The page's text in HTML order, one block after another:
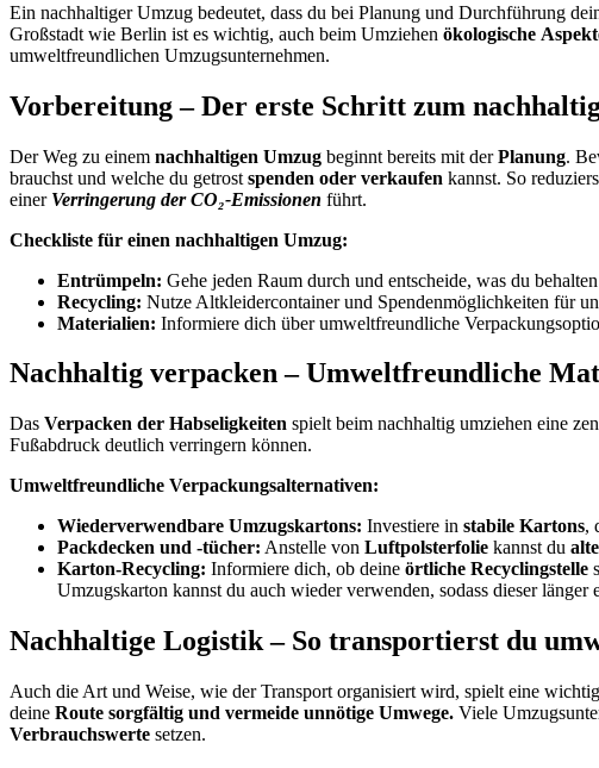
Ein nachhaltiger Umzug bedeutet, dass du bei Planung und Durchführung
Großstadt wie Berlin ist es wichtig, auch beim Umziehen ökologische
umweltfreundlichen Umzugsunternehmen.
Vorbereitung – Der erste Schritt zum
Der Weg zu einem nachhaltigen Umzug beginnt bereits mit derPlanung.
brauchst und welche du getrost spenden oder verkaufen kannst. So
einer Verringerung der CO₂-Emissionen führt.
Checkliste für einen nachhaltigen Umzug:
Entrümpeln: Gehe jeden Raum durch und entscheide, was du
Recycling: Nutze Altkleidercontainer und Spendenmöglichkeiten für
Materialien: Informiere dich über umweltfreundliche
Nachhaltig verpacken – Umweltfreundliche
Das Verpacken der Habseligkeiten spielt beim nachhaltig umziehen eine
Fußabdruck deutlich verringern können.
Umweltfreundliche Verpackungsalternativen:
Wiederverwendbare Umzugskartons: Investiere in stabile Kartons,
Packdecken und -tücher: Anstelle von Luftpolsterfolie kannst du alte
Karton-Recycling: Informiere dich, ob deine örtliche Recyclingstelle
Umzugskarton kannst du auch wieder verwenden, sodass dieser länger
Nachhaltige Logistik – So transportierst du
Auch die Art und Weise, wie der Transport organisiert wird, spielt eine
deine Route sorgfältig und vermeide unnötige Umwege. Viele
Verbrauchswerte setzen.